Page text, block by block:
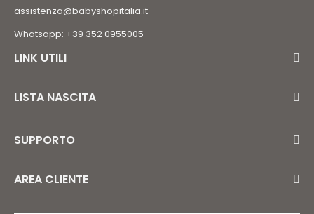
assistenza@babyshopitalia.it
Whatsapp: +39 352 0955005
LINK UTILI
LISTA NASCITA
SUPPORTO
AREA CLIENTE